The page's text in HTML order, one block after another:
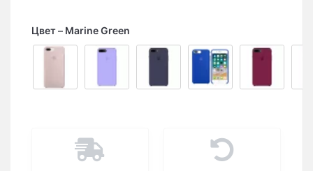
Цвет Marine Green